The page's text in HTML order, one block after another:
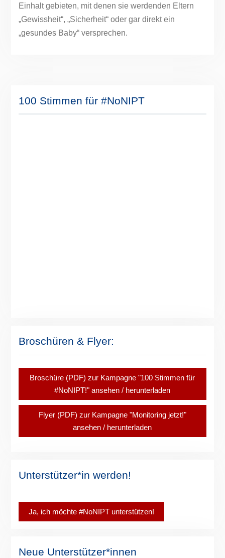
Einhalt gebieten, mit denen sie werdenden Eltern
„Gewissheit“, „Sicherheit“ oder gar direkt ein
„gesundes Baby“ versprechen.
100 Stimmen für #NoNIPT
Broschüren & Flyer:
Broschüre (PDF) zur Kampagne "100 Stimmen für
#NoNIPT!" ansehen / herunterladen
Flyer (PDF) zur Kampagne "Monitoring jetzt!"
ansehen / herunterladen
Unterstützer*in werden!
Ja, ich möchte #NoNIPT unterstützen!
Neue Unterstützer*innen